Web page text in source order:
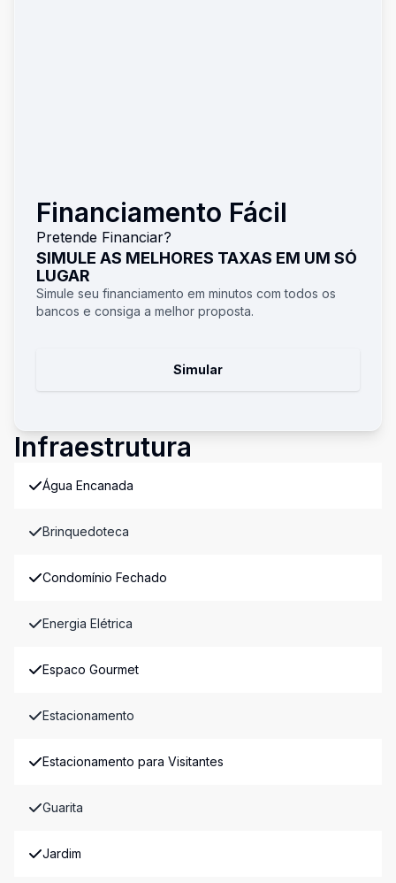
Financiamento Fácil
Pretende Financiar?
SIMULE AS MELHORES TAXAS EM UM SÓ
LUGAR
Simule seu financiamento em minutos com todos os
bancos e consiga a melhor proposta.
Simular
Infraestrutura
Água Encanada
Brinquedoteca
Condomínio Fechado
Energia Elétrica
Espaco Gourmet
Estacionamento
Estacionamento para Visitantes
Guarita
Jardim